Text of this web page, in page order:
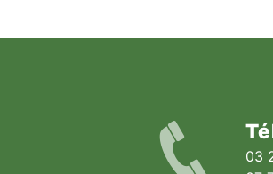
03